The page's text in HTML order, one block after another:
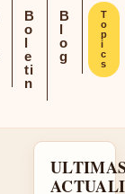
B
o
l
e
ti
n
B
l
o
g
T
o
p
i
c
s